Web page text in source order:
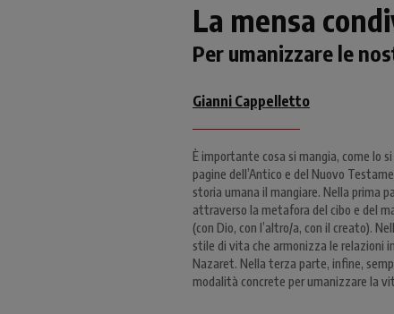
La mensa
Per umanizzare le
Gianni Cappelletto
È importante cosa si mangia, come lo
pagine dell’Antico e del Nuovo
storia umana il mangiare. Nella prima
attraverso la metafora del cibo e del
(con Dio, con l’altro/a, con il creato).
stile di vita che armonizza le relazioni
Nazaret. Nella terza parte, infine,
modalità concrete per umanizzare la